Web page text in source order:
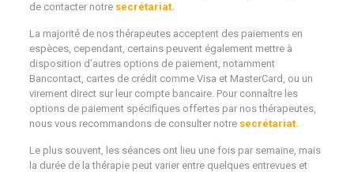
de contacter notre secrétariat.
La majorité de nos thérapeutes acceptent des paiements en
espèces, cependant, certains peuvent également mettre à
disposition d’autres options de paiement, notamment
Bancontact, cartes de crédit comme Visa et MasterCard, ou un
virement direct sur leur compte bancaire. Pour connaître les
options de paiement spécifiques offertes par nos thérapeutes,
nous vous recommandons de consulter notre secrétariat.
Le plus souvent, les séances ont lieu une fois par semaine, mais
la durée de la thérapie peut varier entre quelques entrevues et